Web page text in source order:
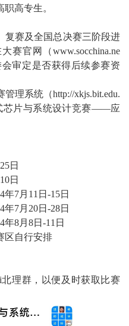
高专生。
复赛及全国总决赛三阶段进
赛官网（www.socchina.ne
审定是否获得后续参赛资
管理系统（http://xkjs.bit.edu.
片与系统设计竞赛——应
25日
10日
年7月 11 日 -15日
年7月 20日 -28日
年8月 8日 -11 日
区自行安排
i北理群 ，以便及时获取比赛